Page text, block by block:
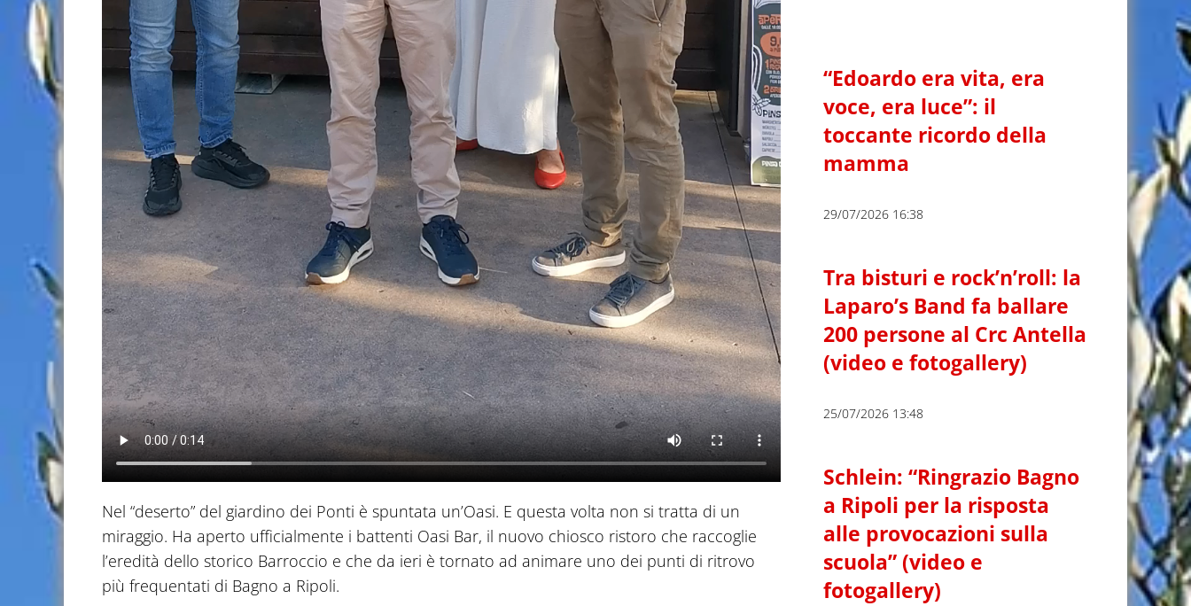
Nel “deserto” del giardino dei Ponti è spuntata un’Oasi. E questa volta non si tratta di un
miraggio. Ha aperto ufficialmente i battenti Oasi Bar, il nuovo chiosco ristoro che raccoglie
l’eredità dello storico Barroccio e che da ieri è tornato ad animare uno dei punti di ritrovo
più frequentati di Bagno a Ripoli.
“Edoardo era vita, era
voce, era luce”: il
toccante ricordo della
mamma
29/07/2026 16:38
Tra bisturi e rock’n’roll: la
Laparo’s Band fa ballare
200 persone al Crc Antella
(video e fotogallery)
25/07/2026 13:48
Schlein: “Ringrazio Bagno
a Ripoli per la risposta
alle provocazioni sulla
scuola” (video e
fotogallery)